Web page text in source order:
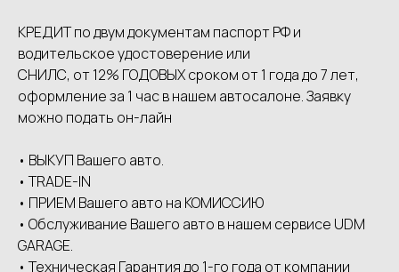
КРЕДИТ по двум документам паспорт РФ и
водительское удостоверение или
СНИЛС, от 12% ГОДОВЫХ сроком от 1 года до 7 лет,
оформление за 1 час в нашем автосалоне. Заявку
можно подать он-лайн
• ВЫКУП Вашего авто.
• ТRАDЕ-IN
• ПРИЕМ Вашего авто на КОМИССИЮ
• Обслуживание Вашего авто в нашем сервисе UDМ
GАRАGЕ.
• Техническая Гарантия до 1-го года от компании